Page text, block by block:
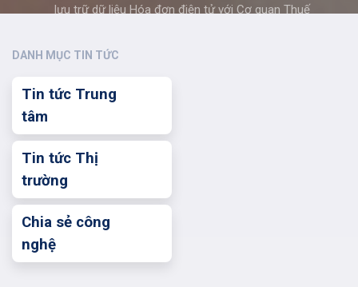
lưu trữ dữ liệu Hóa đơn điện tử với Cơ quan Thuế
DANH MỤC TIN TỨC
Tin tức Trung
tâm
Tin tức Thị
trường
Chia sẻ công
nghệ